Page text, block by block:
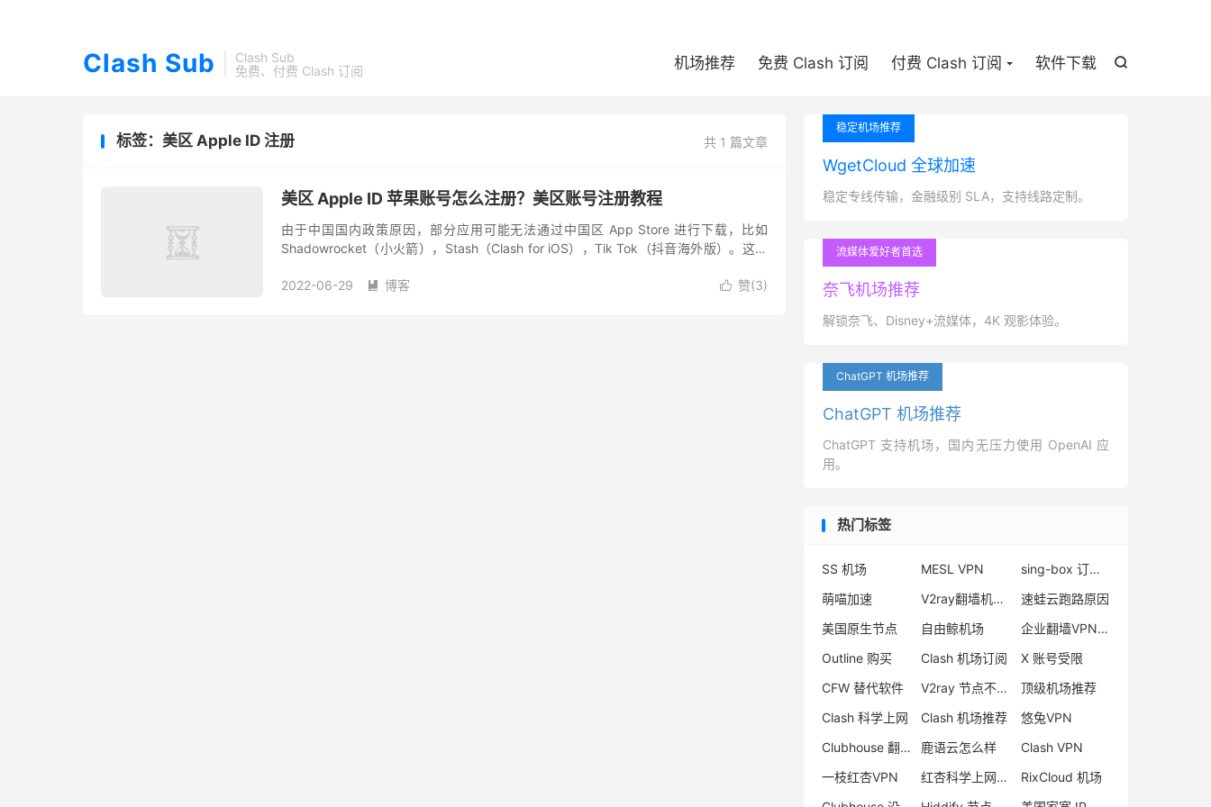
Clash Sub
Clash Sub
免费、付费 Clash 订阅

机场推荐 免费 Clash 订阅 付费 Clash 订阅 软件下载
共 1 篇文章
标签：美区 Apple ID 注册
美区 Apple ID 苹果账号怎么注册？美区账号注册教程
由于中国国内政策原因，部分应用可能无法通过中国区 App Store 进行下载，比如
Shadowrocket（小火箭），Stash（Clash for iOS），Tik Tok（抖音海外版）。这时
 赞(3)
2022-06-29  博客
稳定机场推荐
WgetCloud 全球加速
稳定专线传输，金融级别 SLA，支持线路定制。
流媒体爱好者首选
奈飞机场推荐
解锁奈飞、Disney+流媒体，4K 观影体验。
ChatGPT 机场推荐
ChatGPT 机场推荐
ChatGPT 支持机场，国内无压力使用 OpenAI 应
用。
热门标签
SS 机场 MESL VPN
sing-box 订阅转换
萌喵加速
V2ray翻墙机场推荐
速蛙云跑路原因
美国原生节点
自由鲸机场
企业翻墙VPN推荐
Outline 购买
Clash 机场订阅
X 账号受限
CFW 替代软件
V2ray 节点不可用
顶级机场推荐
Clash 科学上网
Clash 机场推荐
悠兔VPN
Clubhouse 翻墙
鹿语云怎么样
Clash VPN
一枝红杏VPN
红杏科学上网加速器
RixCloud 机场